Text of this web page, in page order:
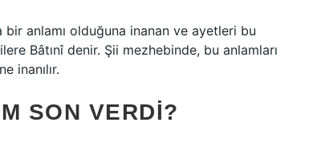
bir anlamı olduğuna inanan ve ayetleri bu
Bâtınî denir. Şii mezhebinde, bu anlamları
inanılır.
SON VERDI?